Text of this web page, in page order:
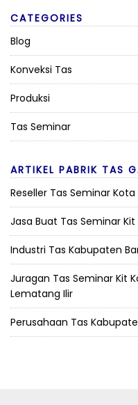
CATEGORIES
Blog
Konveksi Tas
Produksi
Tas Seminar
ARTIKEL PABRIK TAS
Reseller Tas Seminar
Jasa Buat Tas Seminar
Industri Tas Kabupaten
Juragan Tas Seminar Kit
Lematang Ilir
Perusahaan Tas